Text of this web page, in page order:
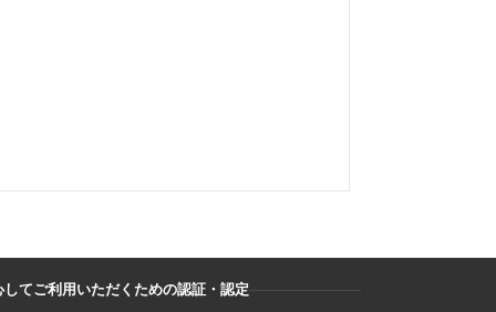
してご利用いただくための認証・認定